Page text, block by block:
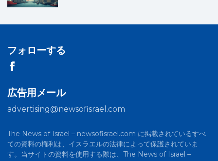
フォローする
広告用メール
advertising@newsofisrael.com
The News of Israel – newsofisrael.com に掲載されているすべ
ての資料の権利は、イスラエルの法律によって保護されていま
す。当サイトの資料を使用する際は、The News of Israel –